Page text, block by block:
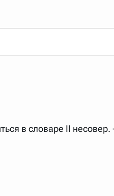
подберёт варианты по
подстановочным
если написать в
есть слово "***м***ов", в
"Найти" и получаем
слева от названия
в словаре II несовер.